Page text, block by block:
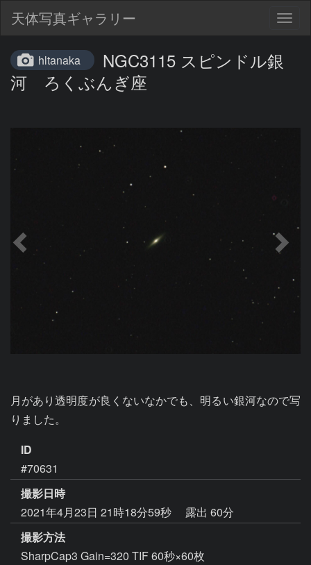
天体写真ギャラリー
hltanaka
NGC3115 スピンドル銀
河 ろくぶんぎ座
月があり透明度が良くないなかでも、明るい銀河なので写
りました。
ID
#70631
撮影日時
2021年4月23日 21時18分59秒
露出 60分
撮影方法
SharpCap3 Gain=320 TIF 60秒×60枚